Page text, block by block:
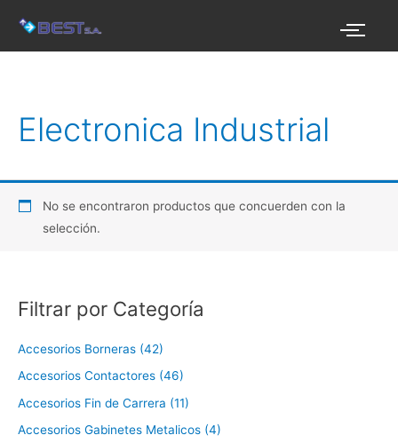
contenido
Filtrar por Categoría
Accesorios Borneras (42)
Accesorios Contactores (46)
Accesorios Fin de Carrera (11)
Accesorios Gabinetes Metalicos (4)
Electronica Industrial
No se encontraron productos que concuerden con la
selección.